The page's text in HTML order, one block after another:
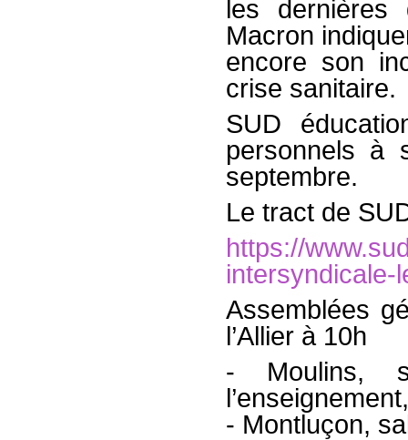
les dernières
Macron
encore son
crise sanitaire.
SUD
personnels à
septembre.
Le tract de
https://
intersyndicale-
Assemblées
l’Allier à 10h
- Moulins,
- Montluçon,